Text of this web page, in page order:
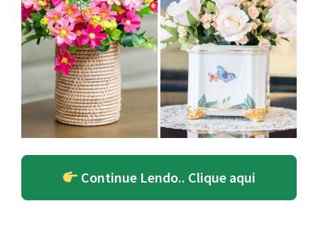
Continue Lendo.. Clique aqui